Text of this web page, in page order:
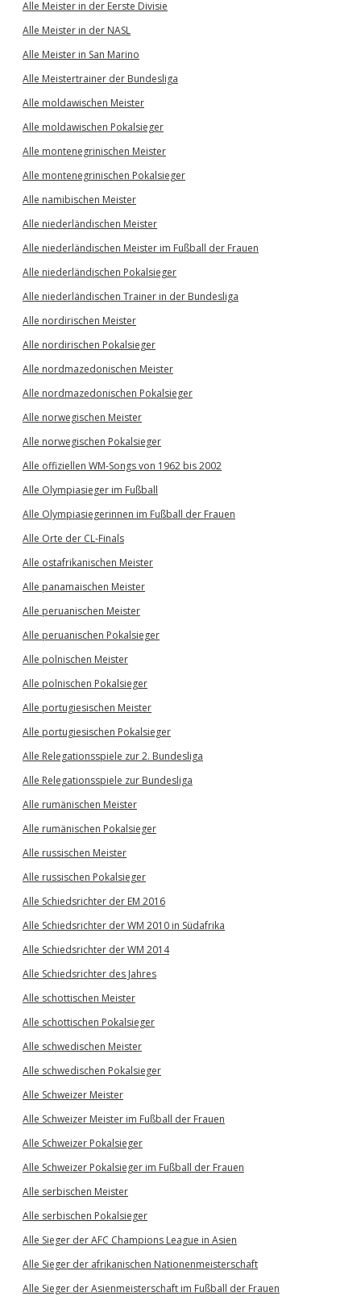
Alle Meister in der Eerste Divisie
Alle Meister in der NASL
Alle Meister in San Marino
Alle Meistertrainer der Bundesliga
Alle moldawischen Meister
Alle moldawischen Pokalsieger
Alle montenegrinischen Meister
Alle montenegrinischen Pokalsieger
Alle namibischen Meister
Alle niederländischen Meister
Alle niederländischen Meister im Fußball der Frauen
Alle niederländischen Pokalsieger
Alle niederländischen Trainer in der Bundesliga
Alle nordirischen Meister
Alle nordirischen Pokalsieger
Alle nordmazedonischen Meister
Alle nordmazedonischen Pokalsieger
Alle norwegischen Meister
Alle norwegischen Pokalsieger
Alle offiziellen WM-Songs von 1962 bis 2002
Alle Olympiasieger im Fußball
Alle Olympiasiegerinnen im Fußball der Frauen
Alle Orte der CL-Finals
Alle ostafrikanischen Meister
Alle panamaischen Meister
Alle peruanischen Meister
Alle peruanischen Pokalsieger
Alle polnischen Meister
Alle polnischen Pokalsieger
Alle portugiesischen Meister
Alle portugiesischen Pokalsieger
Alle Relegationsspiele zur 2. Bundesliga
Alle Relegationsspiele zur Bundesliga
Alle rumänischen Meister
Alle rumänischen Pokalsieger
Alle russischen Meister
Alle russischen Pokalsieger
Alle Schiedsrichter der EM 2016
Alle Schiedsrichter der WM 2010 in Südafrika
Alle Schiedsrichter der WM 2014
Alle Schiedsrichter des Jahres
Alle schottischen Meister
Alle schottischen Pokalsieger
Alle schwedischen Meister
Alle schwedischen Pokalsieger
Alle Schweizer Meister
Alle Schweizer Meister im Fußball der Frauen
Alle Schweizer Pokalsieger
Alle Schweizer Pokalsieger im Fußball der Frauen
Alle serbischen Meister
Alle serbischen Pokalsieger
Alle Sieger der AFC Champions League in Asien
Alle Sieger der afrikanischen Nationenmeisterschaft
Alle Sieger der Asienmeisterschaft im Fußball der Frauen